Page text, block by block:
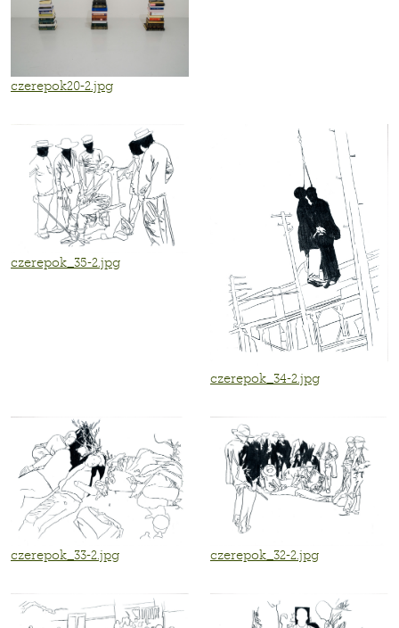
czerepok20-2.jpg
czerepok_35-2.jpg
czerepok_34-2.jpg
czerepok_33-2.jpg czerepok_32-2.jpg